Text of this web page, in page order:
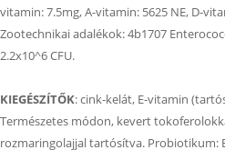
vitamin: 7.5mg, A-vitamin: 5625 NE, D-
Zootechnikai adalékok: 4b1707
2.2x10^6 CFU.
KIEGÉSZÍTŐK: cink-kelát, E-vitamin
Természetes módon, kevert
rozmaringolajjal tartósítva. Probiotikum: